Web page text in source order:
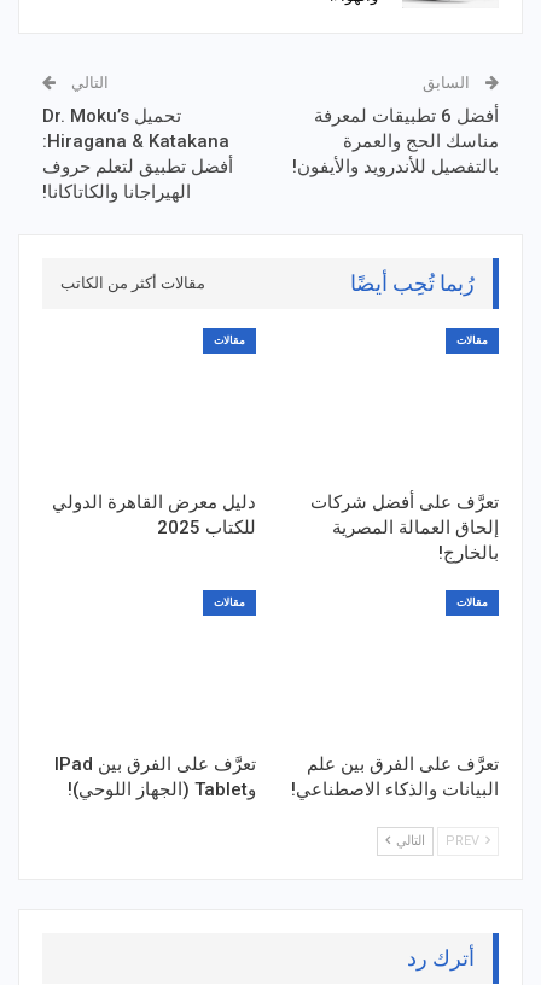
السابق
أفضل 6 تطبيقات لمعرفة
مناسك الحج والعمرة
بالتفصيل للأندرويد والأيفون!
التالي
تحميل Dr. Moku’s
Hiragana & Katakana:
أفضل تطبيق لتعلم حروف
الهيراجانا والكاتاكانا!
رُبما تُحِب أيضًا مقالات أكثر من الكاتب
مقالات
تعرَّف على أفضل شركات
إلحاق العمالة المصرية
بالخارج!
مقالات
دليل معرض القاهرة الدولي
للكتاب 2025
مقالات
تعرَّف على الفرق بين علم
البيانات والذكاء الاصطناعي!
مقالات
تعرَّف على الفرق بين IPad
وTablet (الجهاز اللوحي)!
التالي
أترك رد